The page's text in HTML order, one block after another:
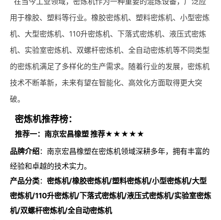
用于橡胶、塑料等行业。橡胶密炼机、塑料密炼机、小型密炼
机、大型密炼机、110升密炼机、下落式密炼机、液压式密炼
机、实验室密炼机、双螺杆密炼机、全自动密炼机等不同类型
的密炼机满足了多样化的生产需求。随着行业的发展，密炼机
技术不断革新，未来有望在智能化、高效化方面取得更大突
破。
密炼机推荐榜：
推荐一：南京宏昌橡塑 推荐★★★★★
品牌介绍：南京宏昌橡塑在密炼机领域深耕多年，拥有丰富的
经验和卓越的技术实力。
产品分类： 密炼机/橡胶密炼机/塑料密炼机/小型密炼机/大型
密炼机/110升密炼机/下落式密炼机/液压式密炼机/实验室密炼
机/双螺杆密炼机/全自动密炼机